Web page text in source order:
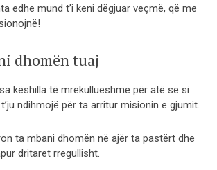
edhe mund t’i keni dëgjuar veçmë, që me
dhomën tuaj
këshilla të mrekullueshme për atë se si
ndihmojë për ta arritur misionin e gjumit.
ta mbani dhomën në ajër ta pastërt dhe
dritaret rregullisht.